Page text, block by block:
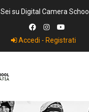
Sei su Digital Camera School
Accedi - Registrati